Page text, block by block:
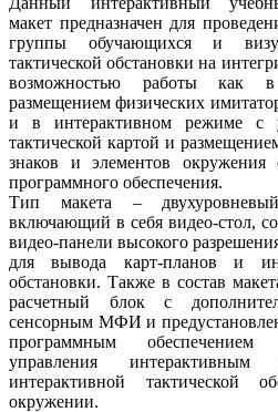
макет предназначен для
группы обучающихся и
тактической обстановки на
возможностью работы как
размещением физических
и в интерактивном режиме с
тактической картой и
знаков и элементов
программного обеспечения.
Тип макета –
включающий в себя видео-стол,
видео-панели высокого
для вывода карт-планов и
обстановки. Также в состав
расчетный блок с
сенсорным МФИ и
программным обеспечением
управления
интерактивной тактической
окружении.